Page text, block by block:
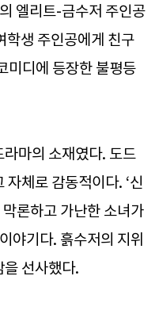
엘리트-금수저 주인공
학생 주인공에게 친구
미디에 등장한 불평등
마의 소재였다. 도드
체로 감동적이다. ‘신
막론하고 가난한 소녀가
야기다. 흙수저의 지위
선사했다.